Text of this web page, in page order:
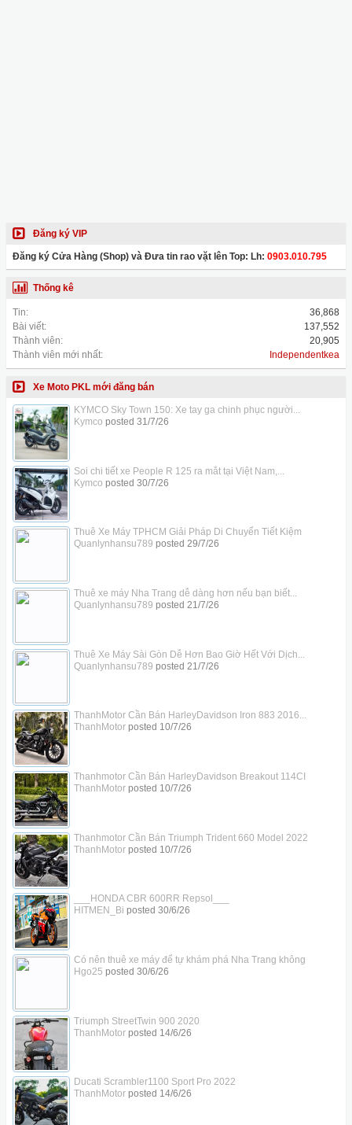
Đăng ký VIP
Đăng ký Cửa Hàng (Shop) và Đưa tin rao vặt lên Top: Lh: 0903.010.795
Thống kê
Tin:
36,868
Bài viết:
137,552
Thành viên:
20,905
Thành viên mới nhất:
Independentkea
Xe Moto PKL mới đăng bán
KYMCO Sky Town 150: Xe tay ga chinh phục người...
Kymco posted 31/7/26
Soi chi tiết xe People R 125 ra mắt tại Việt Nam,...
Kymco posted 30/7/26
Thuê Xe Máy TPHCM Giải Pháp Di Chuyển Tiết Kiệm
Quanlynhansu789 posted 29/7/26
Thuê xe máy Nha Trang dễ dàng hơn nếu bạn biết...
Quanlynhansu789 posted 21/7/26
Thuê Xe Máy Sài Gòn Dễ Hơn Bao Giờ Hết Với Dịch...
Quanlynhansu789 posted 21/7/26
ThanhMotor Cần Bán HarleyDavidson Iron 883 2016...
ThanhMotorposted 10/7/26
Thanhmotor Cần Bán HarleyDavidson Breakout 114CI
ThanhMotorposted 10/7/26
Thanhmotor Cần Bán Triumph Trident 660 Model 2022
ThanhMotorposted 10/7/26
___HONDA CBR 600RR Repsol___
HITMEN_Bi posted 30/6/26
Có nên thuê xe máy để tự khám phá Nha Trang không
Hgo25 posted 30/6/26
Triumph StreetTwin 900 2020
ThanhMotorposted 14/6/26
Ducati Scrambler1100 Sport Pro 2022
ThanhMotorposted 14/6/26